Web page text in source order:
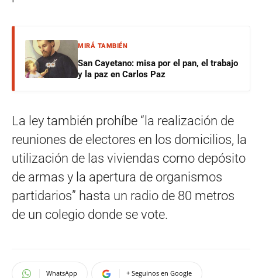
MIRÁ TAMBIÉN
San Cayetano: misa por el pan, el trabajo
y la paz en Carlos Paz
La ley también prohíbe “la realización de
reuniones de electores en los domicilios, la
utilización de las viviendas como depósito
de armas y la apertura de organismos
partidarios” hasta un radio de 80 metros
de un colegio donde se vote.
WhatsApp + Seguinos en Google